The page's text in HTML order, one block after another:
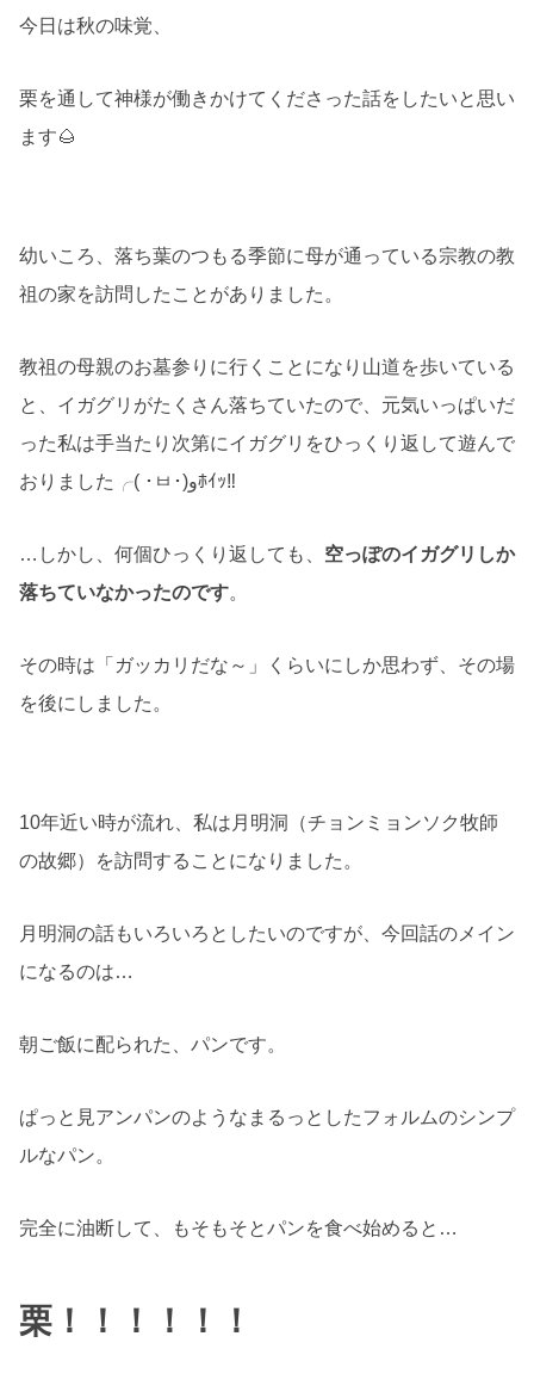
今日は秋の味覚、
栗を通して神様が働きかけてくださった話をしたいと思い
ます🌰
幼いころ、落ち葉のつもる季節に母が通っている宗教の教
祖の家を訪問したことがありました。
教祖の母親のお墓参りに行くことになり山道を歩いている
と、イガグリがたくさん落ちていたので、元気いっぱいだ
った私は手当たり次第にイガグリをひっくり返して遊んで
おりました╭( ･ㅂ･)وﾎｲｯ‼
…しかし、何個ひっくり返しても、 空っぽのイガグリしか
落ちていなかったのです。
その時は「ガッカリだな～」くらいにしか思わず、その場
を後にしました。
10年近い時が流れ、私は月明洞（チョンミョンソク牧師
の故郷）を訪問することになりました。
月明洞の話もいろいろとしたいのですが、今回話のメイン
になるのは…
朝ご飯に配られた、パンです。
ぱっと見アンパンのようなまるっとしたフォルムのシンプ
ルなパン。
完全に油断して、もそもそとパンを食べ始めると…
栗！！！！！！